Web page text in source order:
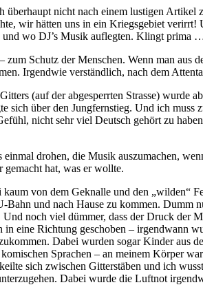
nicht nach einem lustigen
wir hätten uns in ein Kriegsgebiet
wo DJ’s Musik auflegten. Klingt prima
Schutz der Menschen. Wenn man aus
Irgendwie verständlich, nach dem
(auf der abgesperrten Strasse) wurde
über den Jungfernstieg. Und ich muss
nicht sehr viel Deutsch gehört zu
drohen, die Musik auszumachen,
gemacht hat, was er wollte.
von dem Geknalle und den „wilden“
und nach Hause zu kommen. Dumm
noch viel dümmer, dass der Druck der
eine Richtung geschoben – irgendwann
Dabei wurden sogar Kinder aus
Sprachen – an meinem Körper
sich zwischen Gitterstäben und ich
Dabei wurde die Luftnot